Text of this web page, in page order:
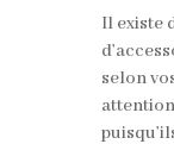
Il existe
selon